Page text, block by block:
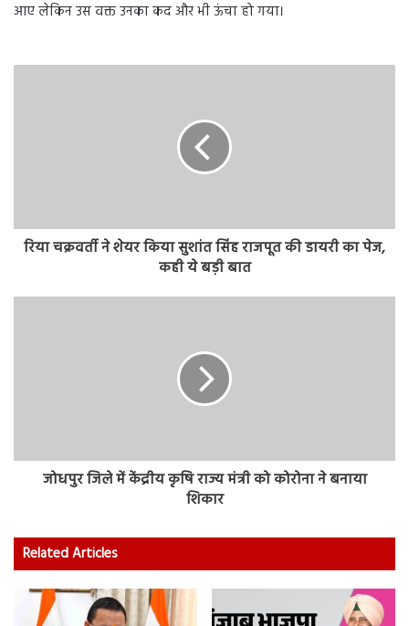
आए लेकिन उस वक्त उनका कद और भी ऊंचा हो गया।
रिया चक्रवर्ती ने शेयर किया सुशांत सिंह राजपूत की डायरी का पेज,
कही ये बड़ी बात
जोधपुर जिले में केंद्रीय कृषि राज्य मंत्री को कोरोना ने बनाया
शिकार
Related Articles